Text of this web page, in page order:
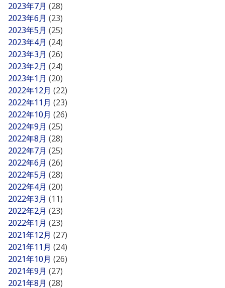
2023年7月 (28)
2023年6月 (23)
2023年5月 (25)
2023年4月 (24)
2023年3月 (26)
2023年2月 (24)
2023年1月 (20)
2022年12月 (22)
2022年11月 (23)
2022年10月 (26)
2022年9月 (25)
2022年8月 (28)
2022年7月 (25)
2022年6月 (26)
2022年5月 (28)
2022年4月 (20)
2022年3月 (11)
2022年2月 (23)
2022年1月 (23)
2021年12月 (27)
2021年11月 (24)
2021年10月 (26)
2021年9月 (27)
2021年8月 (28)